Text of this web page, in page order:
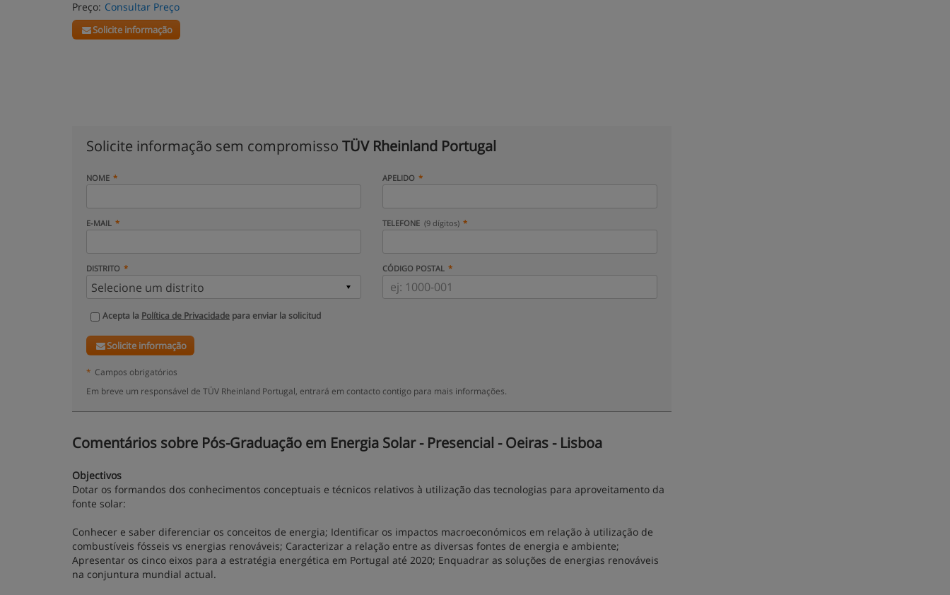
Preço: Consultar Preço
Solicite informação
Solicite informação sem compromisso TÜV Rheinland Portugal
NOME APELIDO
E-MAIL TELEFONE (9 dígitos)
DISTRITO CÓDIGO POSTAL
Acepta la Política de Privacidade para enviar la solicitud
Solicite informação
* Campos obrigatórios
Em breve um responsável de TÜV Rheinland Portugal, entrará em contacto contigo para mais informações.
Comentários sobre Pós-Graduação em Energia Solar - Presencial - Oeiras - Lisboa
Objectivos
Dotar os formandos dos conhecimentos conceptuais e técnicos relativos à utilização das tecnologias para aproveitamento da
fonte solar:
Conhecer e saber diferenciar os conceitos de energia; Identificar os impactos macroeconómicos em relação à utilização de
combustíveis fósseis vs energias renováveis; Caracterizar a relação entre as diversas fontes de energia e ambiente;
Apresentar os cinco eixos para a estratégia energética em Portugal até 2020; Enquadrar as soluções de energias renováveis
na conjuntura mundial actual.